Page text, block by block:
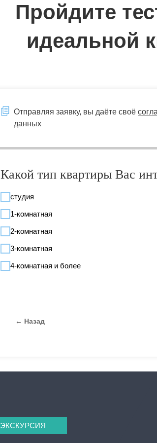
Пройдите
идеальной
Отправляя заявку, вы даёте своё
данных
Какой тип квартиры Вас
студия
1-комнатная
2-комнатная
3-комнатная
4-комнатная и более
← Назад
ЭКСКУРСИЯ